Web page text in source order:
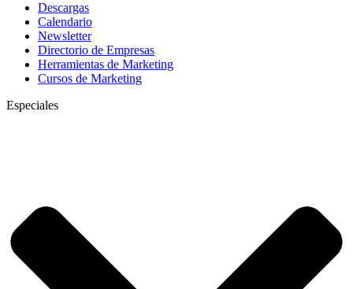
Descargas
Calendario
Newsletter
Directorio de Empresas
Herramientas de Marketing
Cursos de Marketing
Especiales